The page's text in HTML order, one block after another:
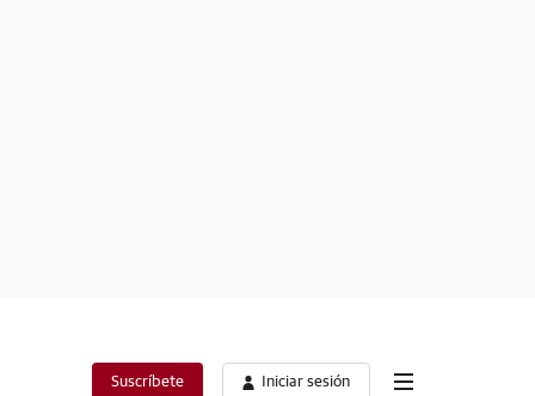
Suscríbete Iniciar sesión